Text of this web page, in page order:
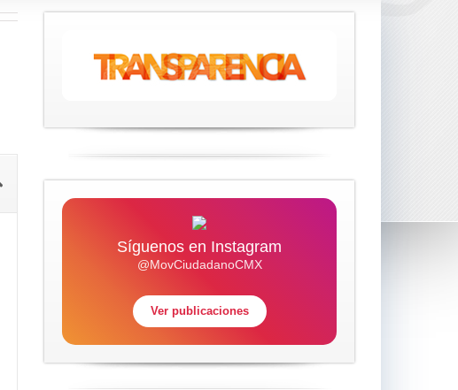
Síguenos en Instagram
@MovCiudadanoCMX
Ver publicaciones